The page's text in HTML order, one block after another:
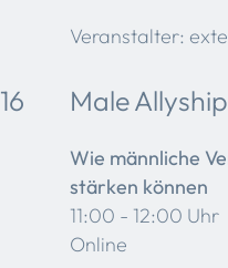
Veranstalter:
16 Male
Wie männliche
stärken können
11:00 - 12:00 Uhr
Online